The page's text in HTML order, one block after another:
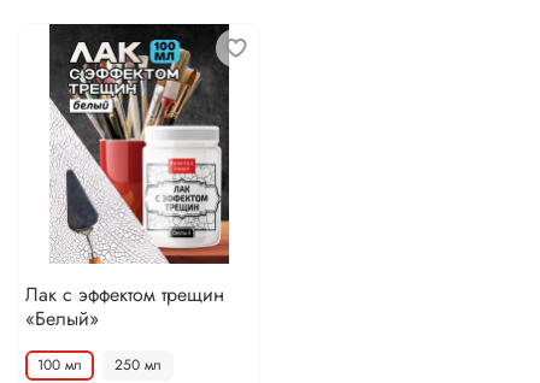
Лак с эффектом трещин
«Белый»
100 мл 250 мл